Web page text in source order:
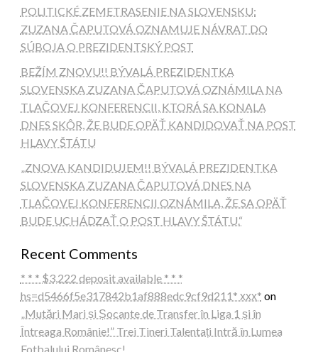
POLITICKÉ ZEMETRASENIE NA SLOVENSKU:
ZUZANA ČAPUTOVÁ OZNAMUJE NÁVRAT DO
SÚBOJA O PREZIDENTSKÝ POST
BEŽÍM ZNOVU!! BÝVALÁ PREZIDENTKA
SLOVENSKA ZUZANA ČAPUTOVÁ OZNÁMILA NA
TLAČOVEJ KONFERENCII, KTORÁ SA KONALA
DNES SKÔR, ŽE BUDE OPÄŤ KANDIDOVAŤ NA POST
HLAVY ŠTÁTU
„ZNOVA KANDIDUJEM!! BÝVALÁ PREZIDENTKA
SLOVENSKA ZUZANA ČAPUTOVÁ DNES NA
TLAČOVEJ KONFERENCII OZNÁMILA, ŽE SA OPÄŤ
BUDE UCHÁDZAŤ O POST HLAVY ŠTÁTU.“
Recent Comments
* * * $3,222 deposit available * * *
hs=d5466f5e317842b1af888edc9cf9d211* ххх* on
„Mutări Mari și Șocante de Transfer în Liga 1 și în
Întreaga Românie!” Trei Tineri Talentați Intră în Lumea
Fotbalului Românesc!